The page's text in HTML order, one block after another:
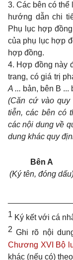
3. Các bên có thể
hướng dẫn chi
Phụ lục hợp
của phụ lục hợp
hợp đồng.
4. Hợp đồng này
trang, có giá trị
A ... bản, bên B ...
(Căn cứ vào
tiễn, các bên có
các nội dung về
dung khác quy
Bên A
(Ký tên, đóng
1 Ký kết với cá
2 Ghi rõ nội
Chương XVI Bộ
khác (nếu có)